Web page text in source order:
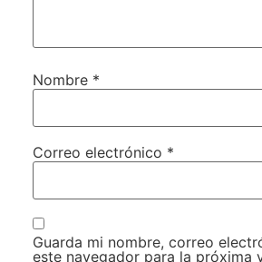
Nombre *
Correo electrónico *
Guarda mi nombre, correo
este navegador para la próxima